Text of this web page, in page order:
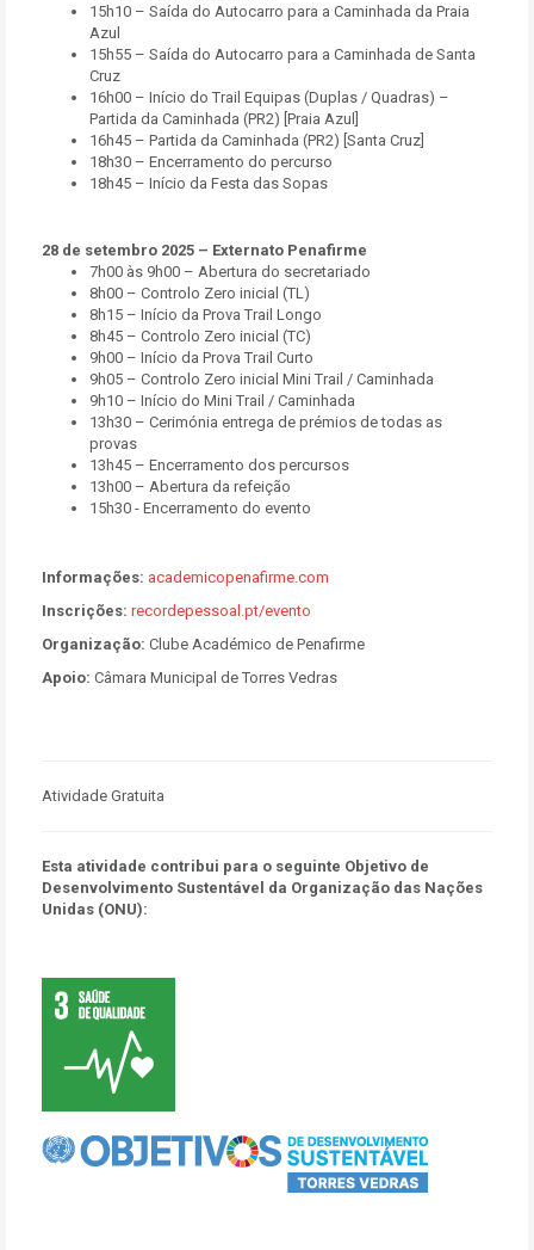
15h10 – Saída do Autocarro para a Caminhada da Praia
Azul
15h55 – Saída do Autocarro para a Caminhada de Santa
Cruz
16h00 – Início do Trail Equipas (Duplas / Quadras) –
Partida da Caminhada (PR2) [Praia Azul]
16h45 – Partida da Caminhada (PR2) [Santa Cruz]
18h30 – Encerramento do percurso
18h45 – Início da Festa das Sopas
28 de setembro 2025 – Externato Penafirme
7h00 às 9h00 – Abertura do secretariado
8h00 – Controlo Zero inicial (TL)
8h15 – Início da Prova Trail Longo
8h45 – Controlo Zero inicial (TC)
9h00 – Início da Prova Trail Curto
9h05 – Controlo Zero inicial Mini Trail / Caminhada
9h10 – Início do Mini Trail / Caminhada
13h30 – Cerimónia entrega de prémios de todas as
provas
13h45 – Encerramento dos percursos
13h00 – Abertura da refeição
15h30 - Encerramento do evento
Informações: academicopenafirme.com
Inscrições: recordepessoal.pt/evento
Organização: Clube Académico de Penafirme
Apoio: Câmara Municipal de Torres Vedras
Atividade Gratuita
Esta atividade contribui para o seguinte Objetivo de
Desenvolvimento Sustentável da Organização das Nações
Unidas (ONU):